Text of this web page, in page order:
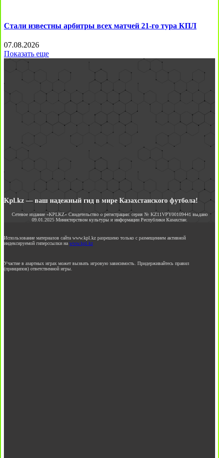
Стали известны арбитры всех матчей 21-го тура КПЛ
07.08.2026
Показать еще
Kpl.kz — ваш надежный гид в мире Казахстанского футбола!
Сетевое издание «KPLKZ» Свидетельство о регистрации: серия № KZ11VPY00109441 выдано
09.01.2025 Министерством культуры и информации Республики Казахстан.
Использование материалов сайта www.kpl.kz разрешено только с размещением активной
индексируемой гиперссылки на www.kpl.kz
Участие в азартных играх может вызвать игровую зависимость. Придерживайтесь правил
(принципов) ответственной игры.